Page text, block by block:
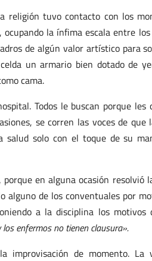
religión tuvo contacto con los
ocupando la ínfima escala entre
de algún valor artístico para
un armario bien dotado de
cama.
Todos le buscan porque les
se corren las voces de que
salud solo con el toque de su
en alguna ocasión resolvió
alguno de los conventuales por
a la disciplina los motivos
enfermos no tienen clausura».
improvisación de momento. La